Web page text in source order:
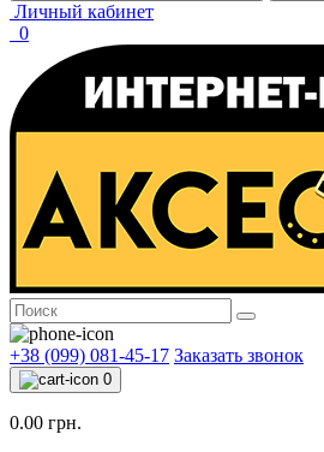
Личный кабинет
0
+38 (099) 081-45-17 Заказать звонок
0
0.00 грн.